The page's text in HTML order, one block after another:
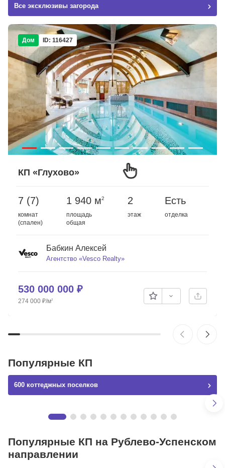
Все эксклюзивы загорода
Дом ID: 116427
КП «Глухово»
7 (7)
комнат
(спален)
1 940 м2
площадь
общая
2
этаж
Есть
отделка
Бабкин Алексей
Агентство «Vesco Realty»
530 000 000 ₽
274 000 ₽/м2
Популярные КП
600 коттеджных поселков
Миллениум Парк | Millennium Park
Вся элитная недвижимость Москвы и МО
Популярные КП на Рублево-Успенском
направлении